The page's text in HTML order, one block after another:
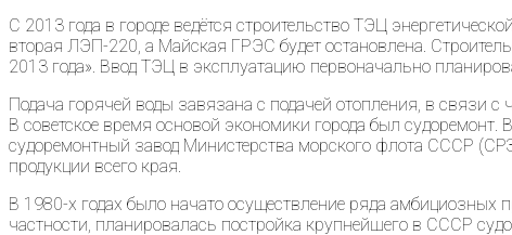
С 2013 года в городе ведётся строительство ТЭЦ
вторая ЛЭП-220, а Майская ГРЭС будет остановлена.
2013 года». Ввод ТЭЦ в эксплуатацию первоначально
Подача горячей воды завязана с подачей отопления, в связи с
В советское время основой экономики города был
судоремонтный завод Министерства морского флота СССР
продукции всего края.
В 1980-х годах было начато осуществление ряда амбициозных
частности, планировалась постройка крупнейшего в СССР